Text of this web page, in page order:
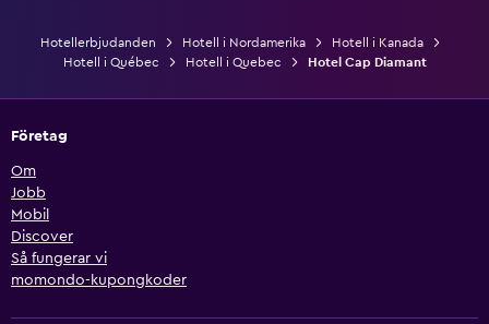
Hotellerbjudanden Hotell i Nordamerika
Hotell i Kanada
Hotell i Québec
Hotell i Quebec Hotel Cap Diamant
Företag
Om
Jobb
Mobil
Discover
Så fungerar vi
momondo-kupongkoder